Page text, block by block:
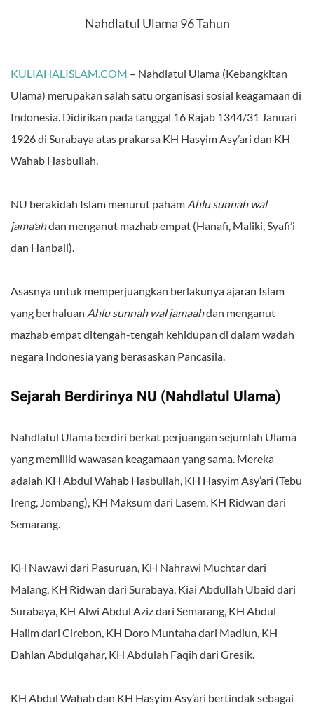
Nahdlatul Ulama 96 Tahun
KULIAHALISLAM.COM – Nahdlatul Ulama (Kebangkitan
Ulama) merupakan salah satu organisasi sosial keagamaan di
Indonesia. Didirikan pada tanggal 16 Rajab 1344/31 Januari
1926 di Surabaya atas prakarsa KH Hasyim Asy’ari dan KH
Wahab Hasbullah.
NU berakidah Islam menurut paham Ahlu sunnah wal
jama’ahdan menganut mazhab empat (Hanafi, Maliki, Syafi’i
dan Hanbali).
Asasnya untuk memperjuangkan berlakunya ajaran Islam
yang berhaluan Ahlu sunnah wal jamaahdan menganut
mazhab empat ditengah-tengah kehidupan di dalam wadah
negara Indonesia yang berasaskan Pancasila.
Sejarah Berdirinya NU (Nahdlatul Ulama)
Nahdlatul Ulama berdiri berkat perjuangan sejumlah Ulama
yang memiliki wawasan keagamaan yang sama. Mereka
adalah KH Abdul Wahab Hasbullah, KH Hasyim Asy’ari (Tebu
Ireng, Jombang), KH Maksum dari Lasem, KH Ridwan dari
Semarang.
KH Nawawi dari Pasuruan, KH Nahrawi Muchtar dari
Malang, KH Ridwan dari Surabaya, Kiai Abdullah Ubaid dari
Surabaya, KH Alwi Abdul Aziz dari Semarang, KH Abdul
Halim dari Cirebon, KH Doro Muntaha dari Madiun, KH
Dahlan Abdulqahar, KH Abdulah Faqih dari Gresik.
KH Abdul Wahab dan KH Hasyim Asy’ari bertindak sebagai